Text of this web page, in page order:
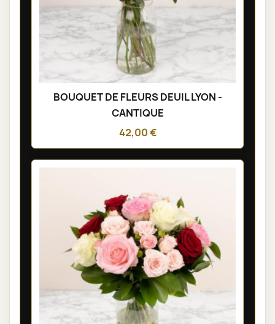
BOUQUET DE FLEURS DEUIL LYON -
CANTIQUE
42,00 €